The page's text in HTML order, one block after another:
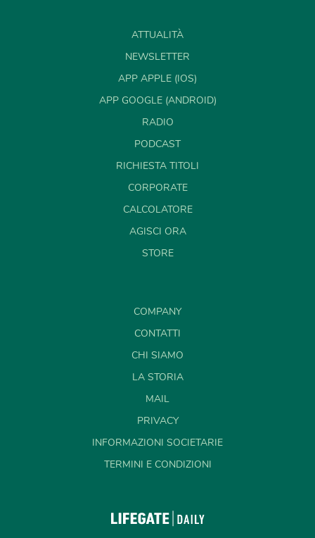
ATTUALITÀ
NEWSLETTER
APP APPLE (IOS)
APP GOOGLE (ANDROID)
RADIO
PODCAST
RICHIESTA TITOLI
CORPORATE
CALCOLATORE
AGISCI ORA
STORE
COMPANY
CONTATTI
CHI SIAMO
LA STORIA
MAIL
PRIVACY
INFORMAZIONI SOCIETARIE
TERMINI E CONDIZIONI